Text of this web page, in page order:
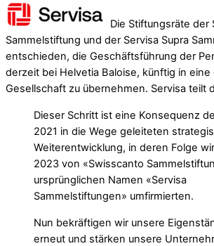
Die Stiftungsräte der
Sammelstiftung und der Servisa Supra
entschieden, die Geschäftsführung der
derzeit bei Helvetia Baloise, künftig in eine
Gesellschaft zu übernehmen. Servisa teilt
Dieser Schritt ist eine Konsequenz
2021 in die Wege geleiteten
Weiterentwicklung, in deren Folge
2023 von «Swisscanto
ursprünglichen Namen «Servisa
Sammelstiftungen» umfirmierten.
Nun bekräftigen wir unsere
erneut und stärken unsere